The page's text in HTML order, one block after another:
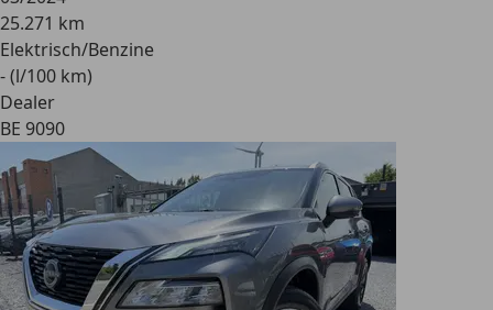
25.271 km
Elektrisch/Benzine
- (l/100 km)
Dealer
BE 9090